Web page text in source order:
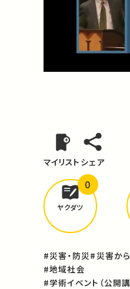
マイリスト シェア
どん
ヤクダツ
0
#災害・防災#災害から
#地域社会
#学術イベント（公開